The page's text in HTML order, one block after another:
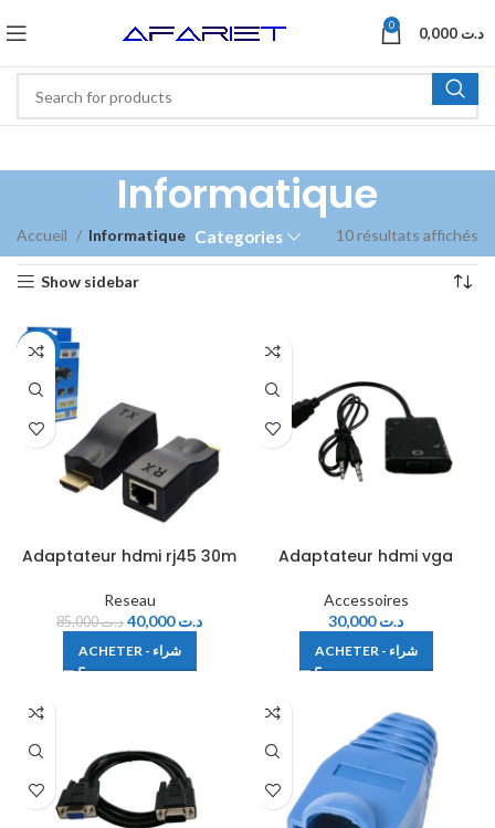
0 د.ت
Informatique
Categories
Accueil Informatique 10 résultats affichés
Show sidebar
-53%
Adaptateur hdmi rj45 30m
Reseau
د.ت85,000 د.ت40,000
ACHETER - شراء
Adaptateur hdmi vga
Accessoires
د.ت30,000
ACHETER - شراء